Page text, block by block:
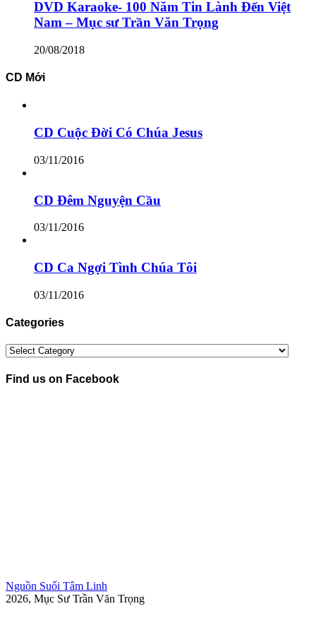
DVD Karaoke- 100 Năm Tin Lành Đến Việt
Nam – Mục sư Trần Văn Trọng
20/08/2018
CD Mới
CD Cuộc Đời Có Chúa Jesus
03/11/2016
CD Đêm Nguyện Cầu
03/11/2016
CD Ca Ngợi Tình Chúa Tôi
03/11/2016
Categories
Categories
Find us on Facebook
Nguồn Suối Tâm Linh
2026, Mục Sư Trần Văn Trọng